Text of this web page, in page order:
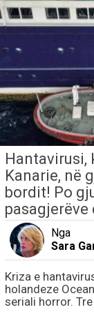
Hantavirusi,
Kanarie, në
bordit! Po
pasagjerëve
Nga
Sara
Kriza e
holandeze
seriali horror.